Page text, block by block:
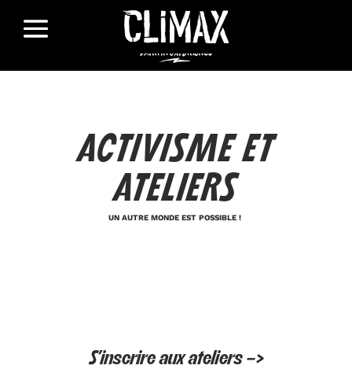
ACTIVISME ET
ATELIERS
UN AUTRE MONDE EST POSSIBLE !
S’inscrire aux ateliers –>